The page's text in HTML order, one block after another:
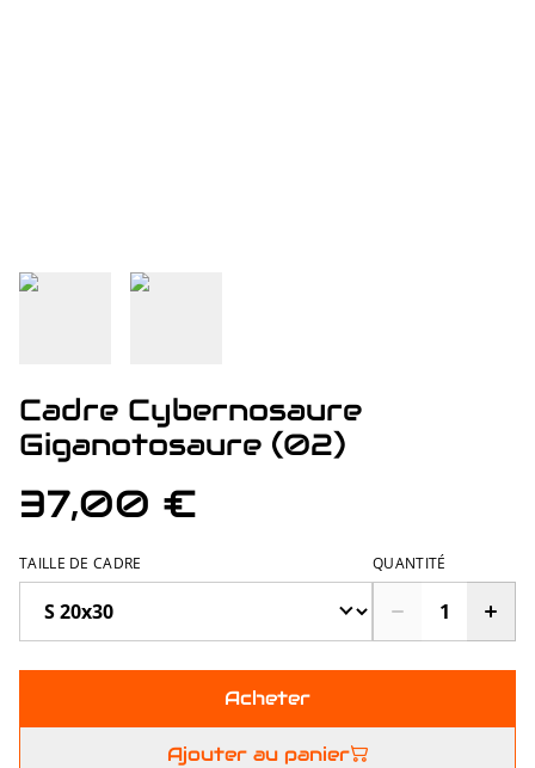
Cadre Cybernosaure
Giganotosaure (02)
37,00 €
TAILLE DE CADRE QUANTITÉ
Acheter
Ajouter au panier